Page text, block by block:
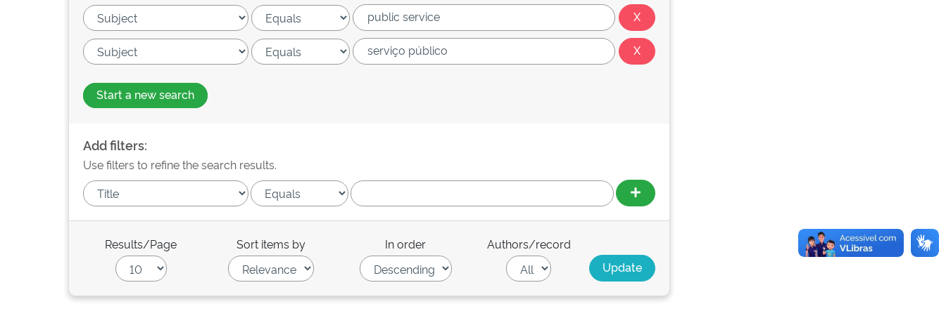
Start a new search
Add filters:
Use filters to refine the search results.
Results/Page Sort items by In order Authors/record